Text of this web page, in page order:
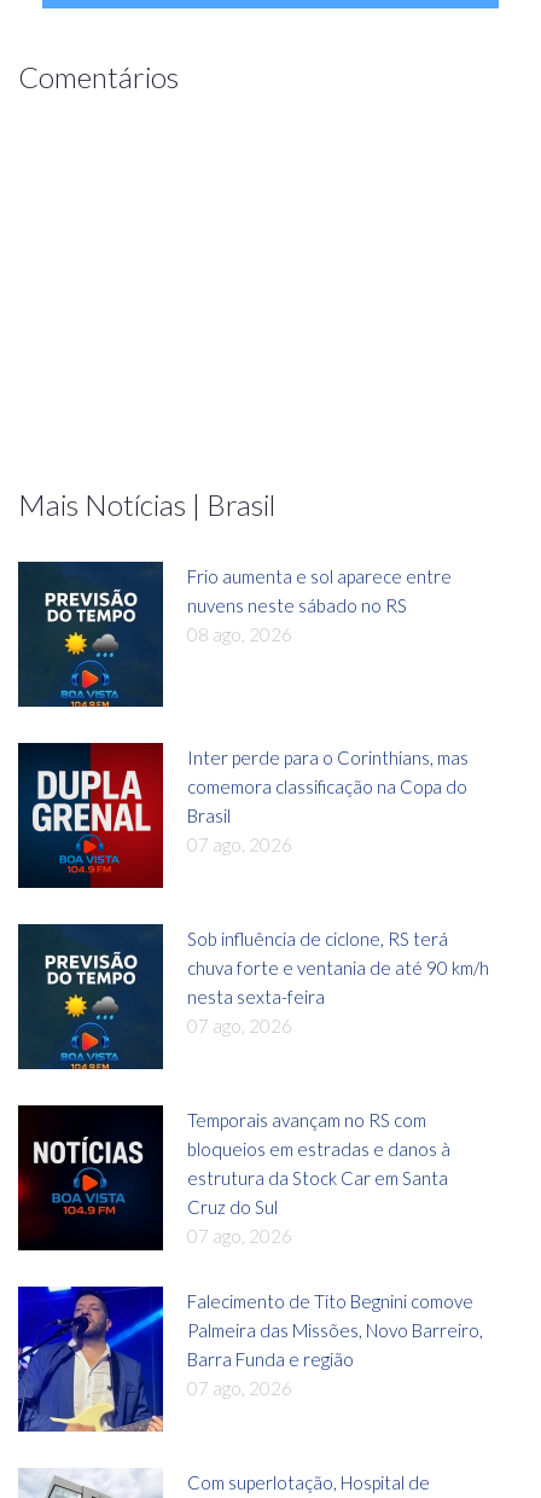
Comentários
Mais Notícias | Brasil
Frio aumenta e sol aparece entre
nuvens neste sábado no RS
08 ago, 2026
Inter perde para o Corinthians, mas
comemora classificação na Copa do
Brasil
07 ago, 2026
Sob influência de ciclone, RS terá
chuva forte e ventania de até 90 km/h
nesta sexta-feira
07 ago, 2026
Temporais avançam no RS com
bloqueios em estradas e danos à
estrutura da Stock Car em Santa
Cruz do Sul
07 ago, 2026
Falecimento de Tito Begnini comove
Palmeira das Missões, Novo Barreiro,
Barra Funda e região
07 ago, 2026
Com superlotação, Hospital de